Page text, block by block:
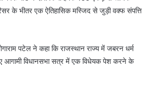
के भीतर एक ऐतिहासिक मस्जिद से जुड़ी वक्फ संपत्ति
पटेल ने कहा कि राजस्थान राज्य में जबरन धर्म
आगामी विधानसभा सत्र में एक विधेयक पेश करने के